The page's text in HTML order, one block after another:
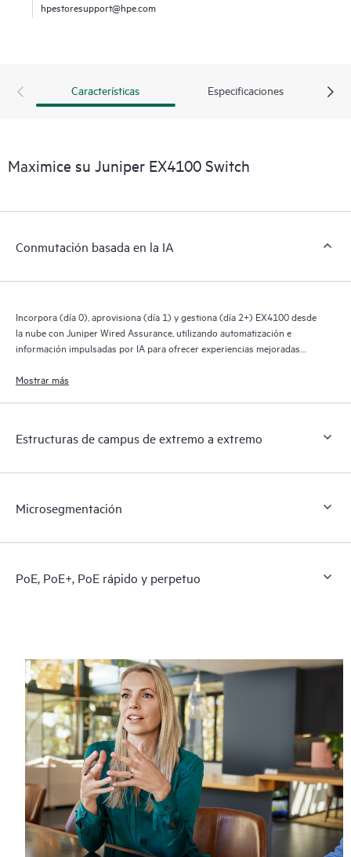
hpestoresupport@hpe.com
Características Especificaciones
Maximice su Juniper EX4100 Switch
Conmutación basada en la IA
Incorpora (día 0), aprovisiona (día 1) y gestiona (día 2+) EX4100 desde
la nube con Juniper Wired Assurance, utilizando automatización e
información impulsadas por IA para ofrecer experiencias mejoradas
Mostrar más
Estructuras de campus de extremo a extremo
Microsegmentación
PoE, PoE+, PoE rápido y perpetuo